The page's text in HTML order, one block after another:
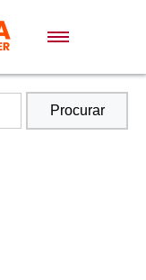
Procurar